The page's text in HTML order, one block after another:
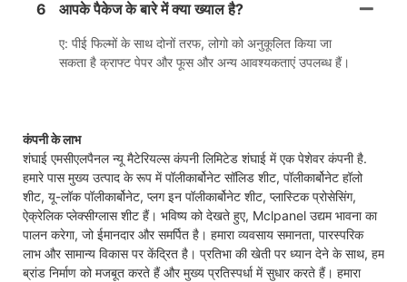
6 आपके पैकेज के बारे में क्या ख्याल है?
ए: पीई फिल्मों के साथ दोनों तरफ, लोगो को अनुकूलित किया जा
सकता है क्राफ्ट पेपर और फूस और अन्य आवश्यकताएं उपलब्ध हैं।
कंपनी के लाभ
शंघाई एमसीएलपैनल न्यू मैटेरियल्स कंपनी लिमिटेड शंघाई में एक पेशेवर कंपनी है.
हमारे पास मुख्य उत्पाद के रूप में पॉलीकार्बोनेट सॉलिड शीट, पॉलीकार्बोनेट हॉलो
शीट, यू-लॉक पॉलीकार्बोनेट, प्लग इन पॉलीकार्बोनेट शीट, प्लास्टिक प्रोसेसिंग,
ऐक्रेलिक प्लेक्सीग्लास शीट हैं। भविष्य को देखते हुए, Mclpanel उद्यम भावना का
पालन करेगा, जो ईमानदार और समर्पित है। हमारा व्यवसाय समानता, पारस्परिक
लाभ और सामान्य विकास पर केंद्रित है। प्रतिभा की खेती पर ध्यान देने के साथ, हम
ब्रांड निर्माण को मजबूत करते हैं और मुख्य प्रतिस्पर्धा में सुधार करते हैं। हमारा